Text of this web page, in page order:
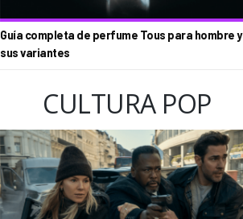
Guía completa de perfume Tous para hombre y
sus variantes
CULTURA POP